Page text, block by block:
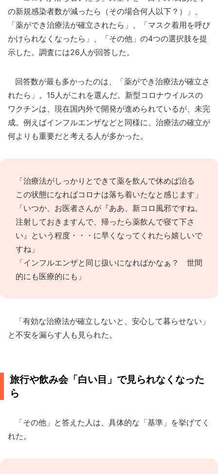
の新規感染者数が減ったら（その場合何人以下？）」、
「薬ができ治療法が確立されたら」、「マスク着用を呼び
かけられなくなったら」、「その他」の4つの選択肢を提
示した。調査には26人が回答した。
回答数が最も多かったのは、「薬ができ治療法が確立さ
れたら」。15人がこれを選んだ。新型コロナウイルスの
ワクチンは、現在国内外で開発が進められているが、未完
成。例えばインフルエンザなどと同様に、治療法の確立が
何よりも重要だと考える人が多かった。
「治療法がしっかりとできて薬を飲んで休めば治る
この状態になればコロナは落ち着いたなと感じます」
「いつか、お医者さんが『ああ、新コロ風邪ですね。
注射しておきますんで、帰ったら薬飲んで寝て下さ
い』という程度・・・に早くなってくれたら嬉しいで
すね」
「インフルエンザと同じ扱いになればかなぁ？ 世間
的にも医療的にも」
「有効な治療法が確立しないと、安心して暮らせない」
と不安を漏らす人も見られた。
旅行や飲み会「白い目」で見られなくなった
ら
「その他」と答えた人は、具体的な「基準」を挙げてく
れた。